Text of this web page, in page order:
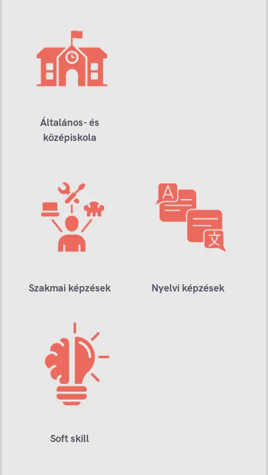
Általános- és
középiskola
Szakmai képzések Nyelvi képzések
Soft skill